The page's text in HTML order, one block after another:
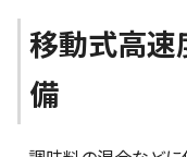
移動式高速
備